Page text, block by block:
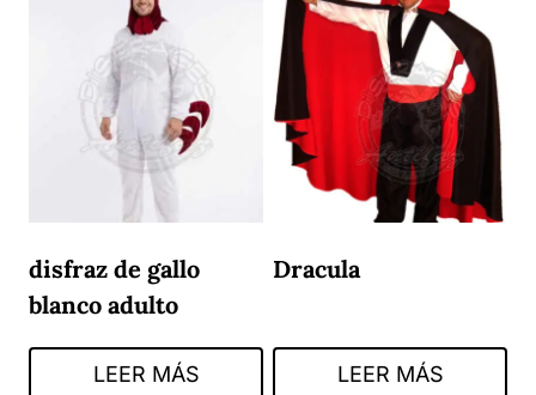
disfraz de gallo
blanco adulto
LEER MÁS
Dracula
LEER MÁS